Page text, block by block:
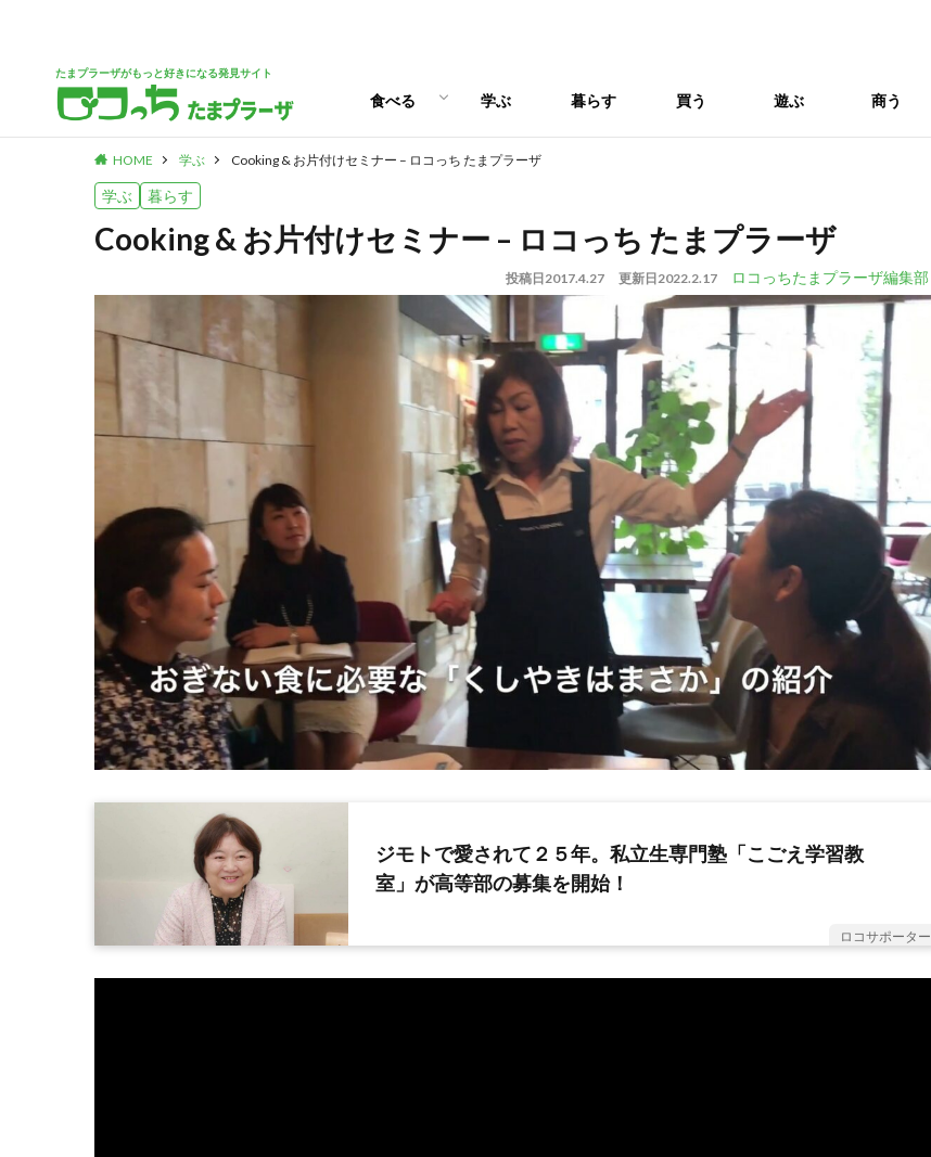
たまプラーザがもっと好きになる発見サイト
食べる
パン
スイーツ
ランチ
カフェ
学ぶ 暮らす 買う 遊ぶ 商う
HOME 学ぶ Cooking & お片付けセミナー – ロコっち たまプラーザ
学ぶ 暮らす
Cooking & お片付けセミナー – ロコっち たまプラーザ
投稿日2017.4.27 更新日2022.2.17 ロコっちたまプラーザ編集部
ジモトで愛されて２５年。私立生専門塾「こごえ学習教
室」が高等部の募集を開始！
ロコサポーター